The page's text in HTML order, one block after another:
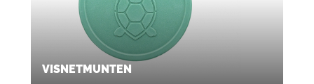
VISNETMUNTEN